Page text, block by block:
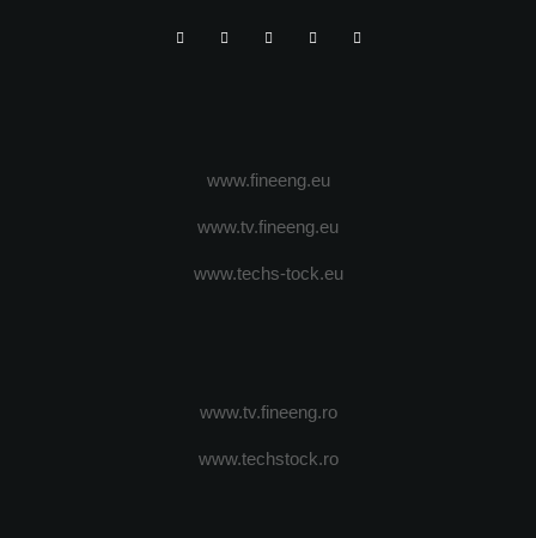
www.fineeng.eu
www.tv.fineeng.eu
www.techs-tock.eu
www.tv.fineeng.ro
www.techstock.ro